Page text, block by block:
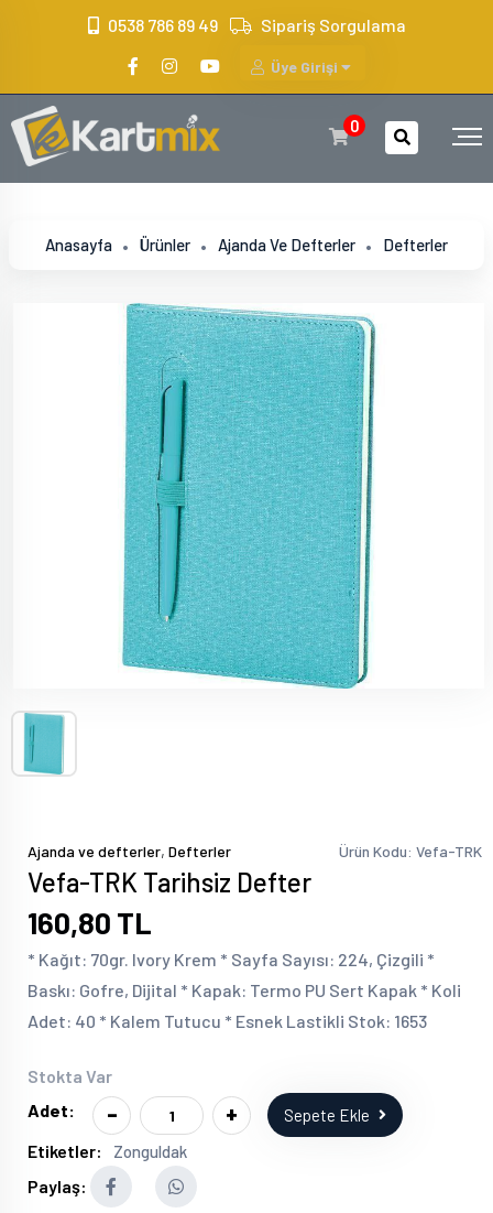
0538 786 89 49 Sipariş Sorgulama
Üye Girişi
0
Anasayfa Ürünler Ajanda Ve Defterler Defterler
Ajanda ve defterler, Defterler Ürün Kodu: Vefa-TRK
Vefa-TRK Tarihsiz Defter
160,80 TL
* Kağıt: 70gr. Ivory Krem * Sayfa Sayısı: 224, Çizgili *
Baskı: Gofre, Dijital * Kapak: Termo PU Sert Kapak * Koli
Adet: 40 * Kalem Tutucu * Esnek Lastikli Stok: 1653
Stokta Var
Adet:
- + Sepete Ekle
Etiketler: Zonguldak
Paylaş: